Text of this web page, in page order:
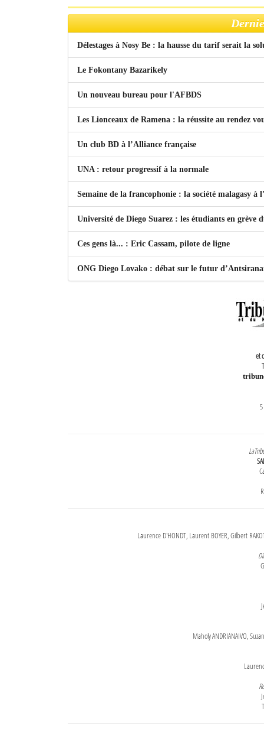
Délestages à Nosy Be : la hausse du tarif serait la
Le Fokontany Bazarikely
Un nouveau bureau pour l'AFBDS
Les Lionceaux de Ramena : la réussite au rendez
Un club BD à l’Alliance française
UNA : retour progressif à la normale
Semaine de la francophonie : la société malagasy à
Université de Diego Suarez : les étudiants en grève
Ces gens là... : Eric Cassam, pilote de ligne
ONG Diego Lovako : débat sur le futur
et
Laurence D'HONDT, Laurent BOYER, Gilbert
Maholy ANDRIANAIVO,